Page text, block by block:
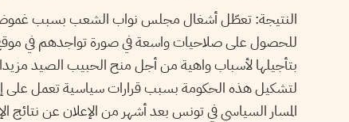
النتيجة:تعطّل أشغال مجلس نواب الشعب بسبب غموض
للحصول على صلاحيات واسعة في صورة تواجدهم في
بتأجيلها لأسباب واهية من أجل منح الحبيب الصيد مزيدا
لتشكيل هذه الحكومة بسبب قرارات سياسية تعمل
المسار السياسي في تونس بعد أشهر من الإعلان عن نتائج